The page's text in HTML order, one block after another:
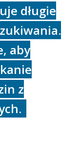
długie
aby
z